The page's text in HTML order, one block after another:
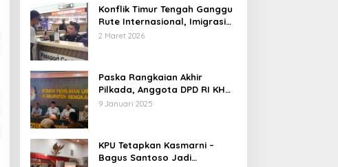
Konflik Timur Tengah Ganggu
Rute Internasional, Imigrasi
Siapkan Langkah Antisipatif
2 Maret 2026
Paska Rangkaian Akhir
Pilkada, Anggota DPD RI KH
Muhammad Mursyid
9 Januari 2025
KPU Tetapkan Kasmarni –
Bagus Santoso Jadi